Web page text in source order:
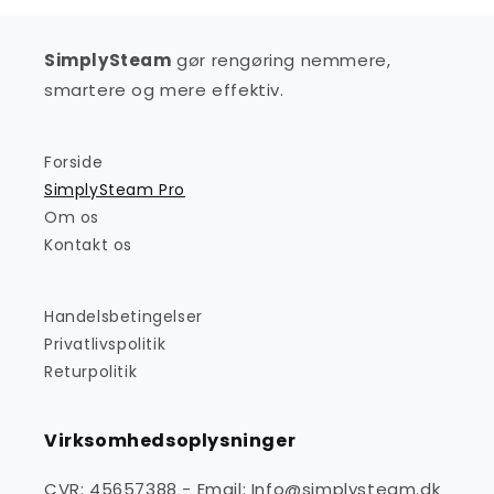
SimplySteam gør rengøring nemmere,
smartere og mere effektiv.
Forside
SimplySteam Pro
Om os
Kontakt os
Handelsbetingelser
Privatlivspolitik
Returpolitik
Virksomhedsoplysninger